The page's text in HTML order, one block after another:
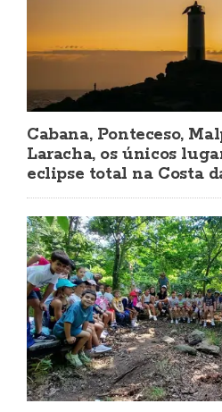
Cabana, Ponteceso,
Laracha, os únicos
eclipse total na Costa